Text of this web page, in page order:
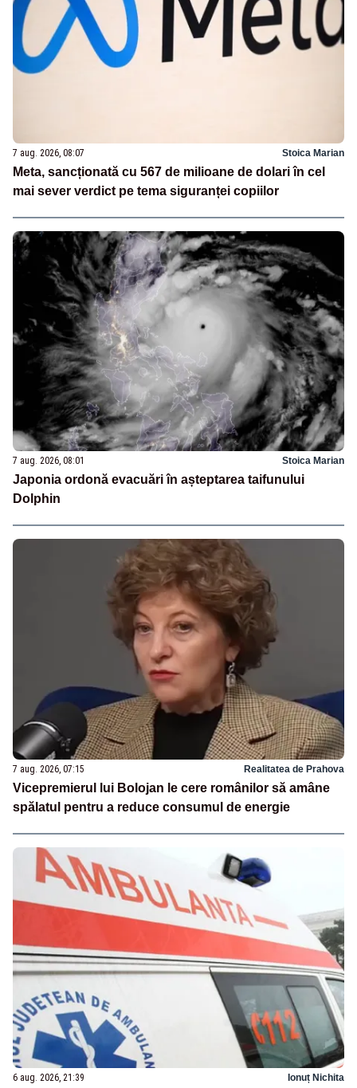
7 aug. 2026, 08:07 Stoica Marian
Meta, sancționată cu 567 de milioane de dolari în cel
mai sever verdict pe tema siguranței copiilor
7 aug. 2026, 08:01 Stoica Marian
Japonia ordonă evacuări în așteptarea taifunului
Dolphin
7 aug. 2026, 07:15 Realitatea de Prahova
Vicepremierul lui Bolojan le cere românilor să amâne
spălatul pentru a reduce consumul de energie
6 aug. 2026, 21:39 Ionuț Nichita